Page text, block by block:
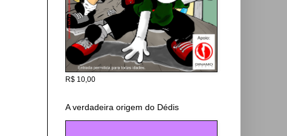
R$ 10,00
A verdadeira origem do Dédis